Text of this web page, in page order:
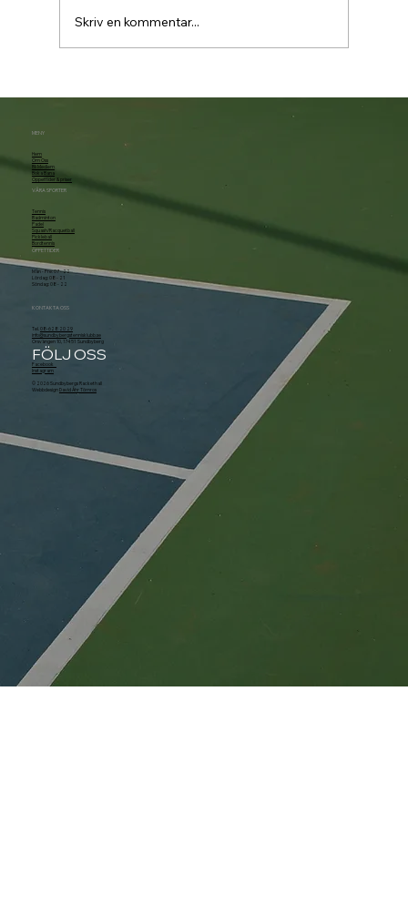
Skriv en kommentar...
MENY
Hem
Om Oss
Bli Medlem
Boka Bana
Öppettider & priser
VÅRA SPORTER
Tennis
Badminton
Padel
Squash/Racquetball
Pickleball
Bordtennis
ÖPPETTIDER
Mån - Fre: 07 - 22
Lördag: 08 - 21
Söndag: 08 - 22
KONTAKTA OSS
Tel. 08-628 20 29
info@sundbybergstennisklubb.se
Örsvängen 10, 174 51 Sundbyberg
FÖLJ OSS
Facebook
Instagram
© 2026 Sundbybergs Rackethall
WebbdesignDavid Åhr Törnros